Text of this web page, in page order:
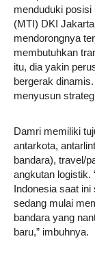
menduduki
(MTI) DKI
mendorongnya
membutuhkan
itu, dia yakin
bergerak
menyusun
Damri memiliki
antarkota,
bandara), travel/
angkutan logistik.
Indonesia saat
sedang mulai
bandara yang
baru,” imbuhnya.